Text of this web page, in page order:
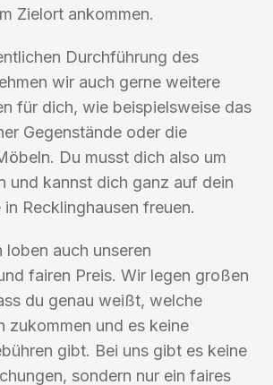
Zielort ankommen.
Durchführung des
wir auch gerne weitere
für dich, wie beispielsweise das
Gegenstände oder die
Du musst dich also um
und kannst dich ganz auf dein
in Recklinghausen freuen.
loben auch unseren
fairen Preis. Wir legen großen
du genau weißt, welche
zukommen und es keine
gibt. Bei uns gibt es keine
sondern nur ein faires